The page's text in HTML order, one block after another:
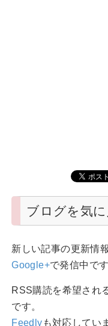
ブログを気
新しい記事の更新情
Google+で発信中です
RSS購読を希望され
です。
Feedly も対応してい